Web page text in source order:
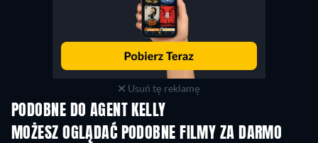
Usuń tę reklamę
PODOBNE DO AGENT KELLY
MOŻESZ OGLĄDAĆ PODOBNE FILMY ZA DARMO